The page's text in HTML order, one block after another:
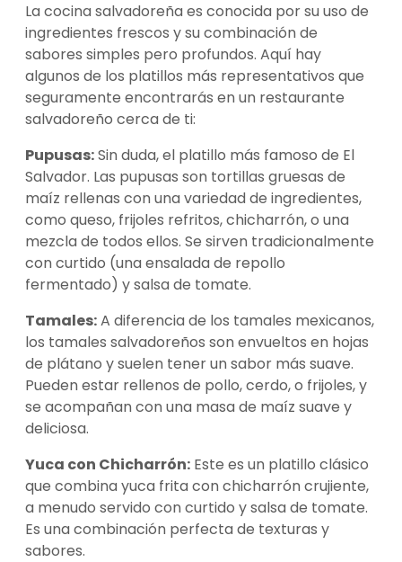
La cocina salvadoreña es conocida por su uso de
ingredientes frescos y su combinación de
sabores simples pero profundos. Aquí hay
algunos de los platillos más representativos que
seguramente encontrarás en un restaurante
salvadoreño cerca de ti:
Pupusas:Sin duda, el platillo más famoso de El
Salvador. Las pupusas son tortillas gruesas de
maíz rellenas con una variedad de ingredientes,
como queso, frijoles refritos, chicharrón, o una
mezcla de todos ellos. Se sirven tradicionalmente
con curtido (una ensalada de repollo
fermentado) y salsa de tomate.
Tamales:A diferencia de los tamales mexicanos,
los tamales salvadoreños son envueltos en hojas
de plátano y suelen tener un sabor más suave.
Pueden estar rellenos de pollo, cerdo, o frijoles, y
se acompañan con una masa de maíz suave y
deliciosa.
Yuca con Chicharrón: Este es un platillo clásico
que combina yuca frita con chicharrón crujiente,
a menudo servido con curtido y salsa de tomate.
Es una combinación perfecta de texturas y
sabores.